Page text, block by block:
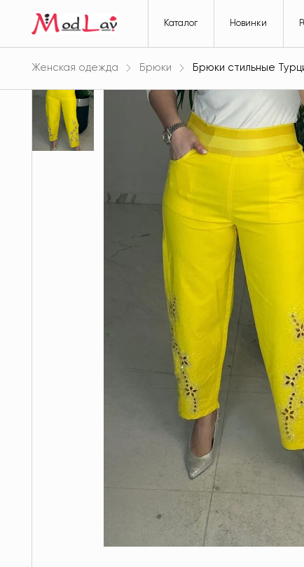
Каталог Новинки
Женская одежда Брюки Брюки стильные